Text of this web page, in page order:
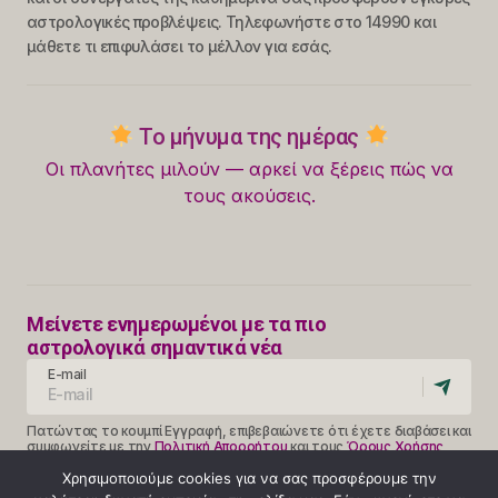
αστρολογικές προβλέψεις. Τηλεφωνήστε στο 14990 και
μάθετε τι επιφυλάσει το μέλλον για εσάς.
Το μήνυμα της ημέρας
Οι πλανήτες μιλούν — αρκεί να ξέρεις πώς να
τους ακούσεις.
Μείνετε ενημερωμένοι με τα πιο
αστρολογικά σημαντικά νέα
E-mail
Πατώντας το κουμπί Εγγραφή, επιβεβαιώνετε ότι έχετε διαβάσει και
συμφωνείτε με τηνΠολιτική Απορρήτουκαι τουςΌρους Χρήσης
Follow Us
Χρησιμοποιούμε cookies για να σας προσφέρουμε την